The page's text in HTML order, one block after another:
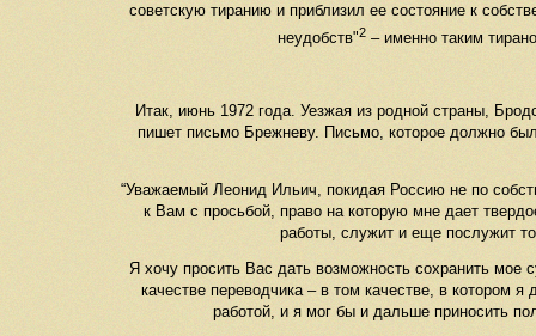
советскую тиранию и приблизил ее состояние к
неудобств"2– именно таким
Итак, июнь 1972 года. Уезжая из родной страны,
пишет письмо Брежневу. Письмо, которое должно
“Уважаемый Леонид Ильич, покидая Россию не по
к Вам с просьбой, право на которую мне дает
работы, служит и еще послужит
Я хочу просить Вас дать возможность сохранить мое
качестве переводчика – в том качестве, в котором
работой, и я мог бы и дальше приносить